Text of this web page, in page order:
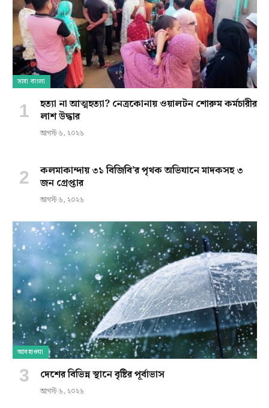
সারা বাংলা
হত্যা না আত্মহত্যা? নেত্রকোনায় ওয়ালটন শোরুম কর্মচারীর
লাশ উদ্ধার
আগস্ট ৬, ২০২৬
কলমাকান্দায় ৩১ বিজিবি’র পৃথক অভিযানে মাদকসহ ৩
জন গ্রেপ্তার
আগস্ট ৬, ২০২৬
আবহাওয়া
দেশের বিভিন্ন স্থানে বৃষ্টির পূর্বাভাস
আগস্ট ৬, ২০২৬